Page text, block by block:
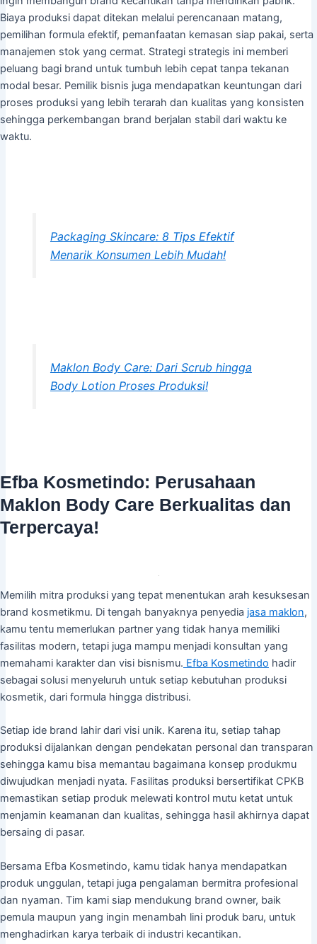
Biaya produksi dapat ditekan melalui perencanaan matang,
pemilihan formula efektif, pemanfaatan kemasan siap pakai, serta
manajemen stok yang cermat. Strategi strategis ini memberi
peluang bagi brand untuk tumbuh lebih cepat tanpa tekanan
modal besar. Pemilik bisnis juga mendapatkan keuntungan dari
proses produksi yang lebih terarah dan kualitas yang konsisten
sehingga perkembangan brand berjalan stabil dari waktu ke
waktu.
Packaging Skincare: 8 Tips Efektif
Menarik Konsumen Lebih Mudah!
Maklon Body Care: Dari Scrub hingga
Body Lotion Proses Produksi!
Efba Kosmetindo: Perusahaan
Maklon Body Care Berkualitas dan
Terpercaya!
Memilih mitra produksi yang tepat menentukan arah kesuksesan
brand kosmetikmu. Di tengah banyaknya penyedia jasa maklon,
kamu tentu memerlukan partner yang tidak hanya memiliki
fasilitas modern, tetapi juga mampu menjadi konsultan yang
memahami karakter dan visi bisnismu. Efba Kosmetindo hadir
sebagai solusi menyeluruh untuk setiap kebutuhan produksi
kosmetik, dari formula hingga distribusi.
Setiap ide brand lahir dari visi unik. Karena itu, setiap tahap
produksi dijalankan dengan pendekatan personal dan transparan
sehingga kamu bisa memantau bagaimana konsep produkmu
diwujudkan menjadi nyata. Fasilitas produksi bersertifikat CPKB
memastikan setiap produk melewati kontrol mutu ketat untuk
menjamin keamanan dan kualitas, sehingga hasil akhirnya dapat
bersaing di pasar.
Bersama Efba Kosmetindo, kamu tidak hanya mendapatkan
produk unggulan, tetapi juga pengalaman bermitra profesional
dan nyaman. Tim kami siap mendukung brand owner, baik
pemula maupun yang ingin menambah lini produk baru, untuk
menghadirkan karya terbaik di industri kecantikan.